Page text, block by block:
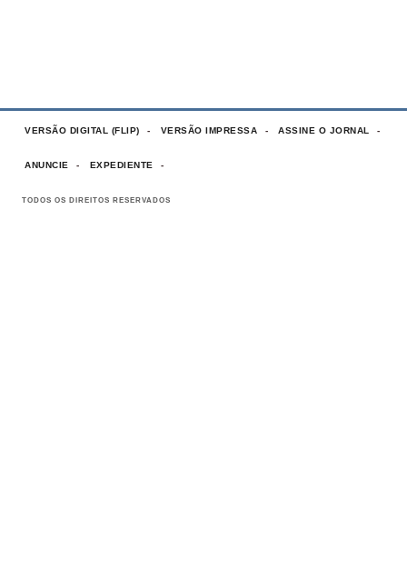
VERSÃO DIGITAL (FLIP) VERSÃO IMPRESSA ASSINE O JORNAL
ANUNCIE EXPEDIENTE
TODOS OS DIREITOS RESERVADOS